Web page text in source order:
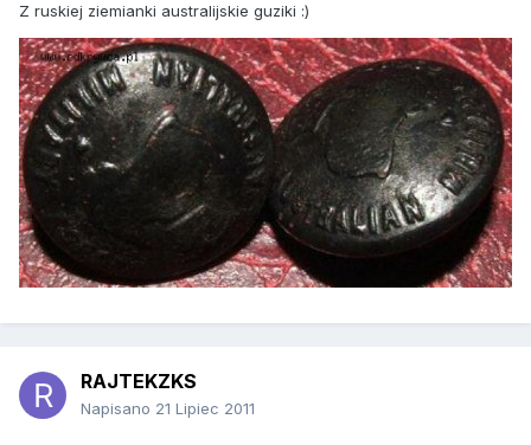
Z ruskiej ziemianki australijskie guziki :)
RAJTEKZKS
Napisano 21 Lipiec 2011